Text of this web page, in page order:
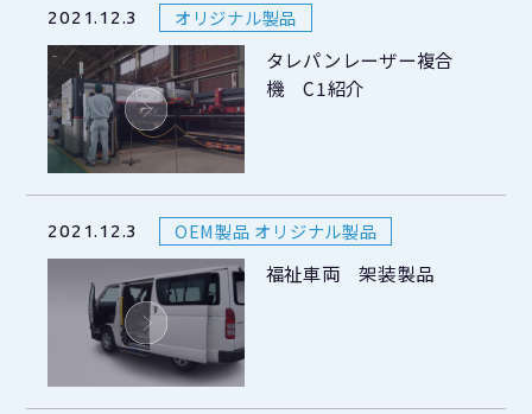
2021.12.3 オリジナル製品
タレパンレーザー複合
機 C1紹介
2021.12.3 OEM製品 オリジナル製品
福祉車両 架装製品